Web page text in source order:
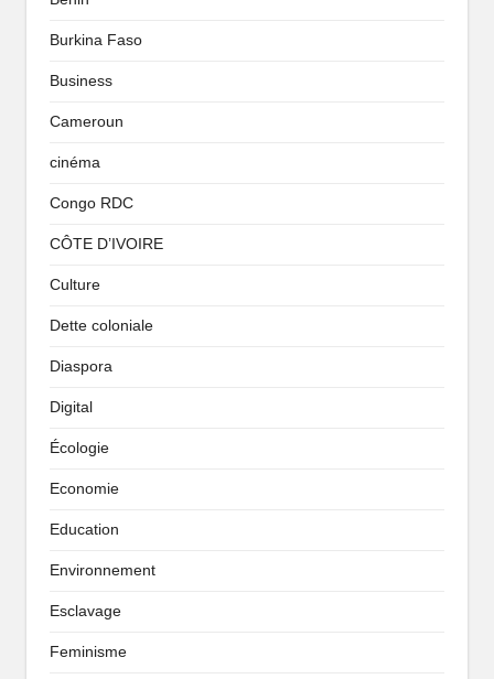
Burkina Faso
Business
Cameroun
cinéma
Congo RDC
CÔTE D’IVOIRE
Culture
Dette coloniale
Diaspora
Digital
Écologie
Economie
Education
Environnement
Esclavage
Feminisme